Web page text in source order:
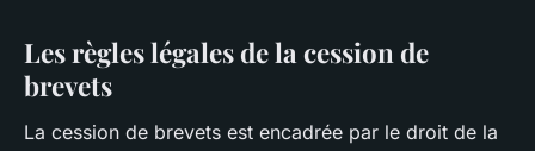
Les règles légales de la cession de
brevets
La cession de brevets est encadrée par le droit de la